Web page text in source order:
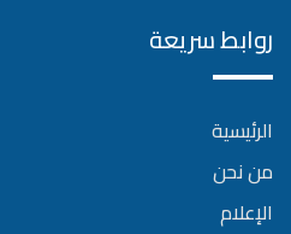
روابط سريعة
الرئيسية
من نحن
الإعلام